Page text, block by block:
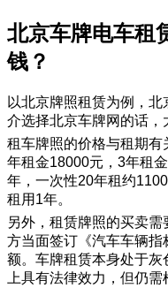
北京车牌电车租
钱？
以北京牌照租赁为例，
介选择北京车牌网的话，
租车牌照的价格与租期
年租金18000元，3年租
年，一次性20年租约
租用1年。
另外，租赁牌照的买卖
方当面签订《汽车车辆
额。车牌租赁本身处于灰
上具有法律效力，但仍